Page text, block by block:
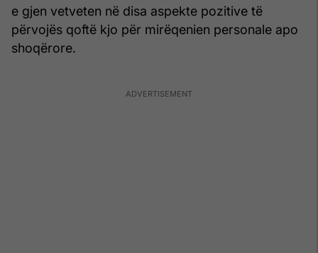
e gjen vetveten në disa aspekte pozitive të
përvojës qoftë kjo për mirëqenien personale apo
shoqërore.